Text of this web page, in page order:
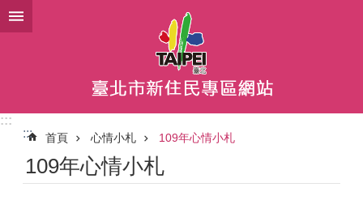
跳到主要內容區塊
:::
:::
首頁 心情小札 109年心情小札
109年心情小札